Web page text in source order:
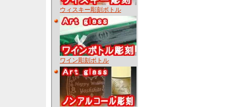
ウィスキー彫刻ボトル
ワイン彫刻ボトル